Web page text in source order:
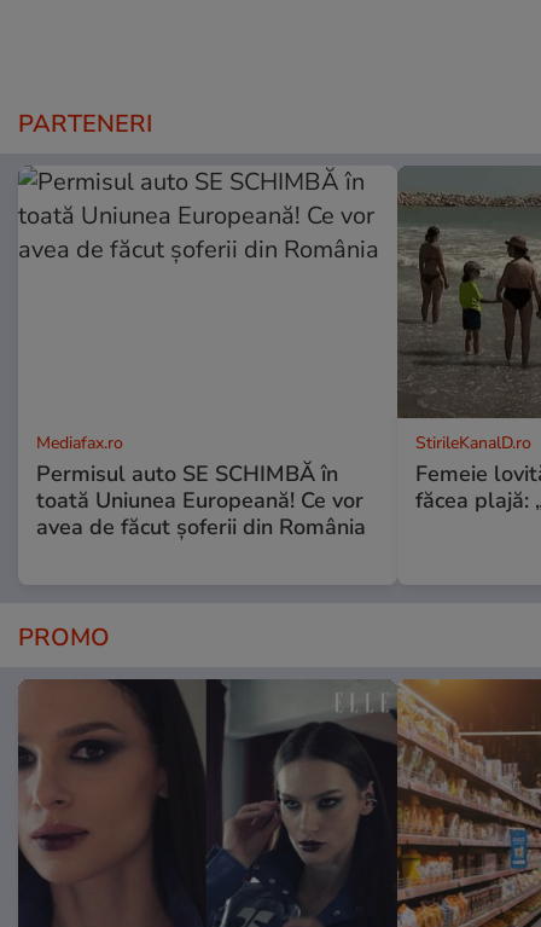
PARTENERI
Mediafax.ro
Permisul auto SE SCHIMBĂ în
toată Uniunea Europeană! Ce vor
avea de făcut șoferii din România
StirileKanalD.ro
Femeie
făcea plajă:
PROMO